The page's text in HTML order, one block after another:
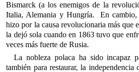
Bismarck (a los enemigos de la
Italia, Alemania y Hungría. En cambio,
hizo por la causa revolucionaria más que
la dejó sola cuando en 1863 tuvo que
veces más fuerte de Rusia.
La nobleza polaca ha sido incapaz
también para restaurar, la independencia